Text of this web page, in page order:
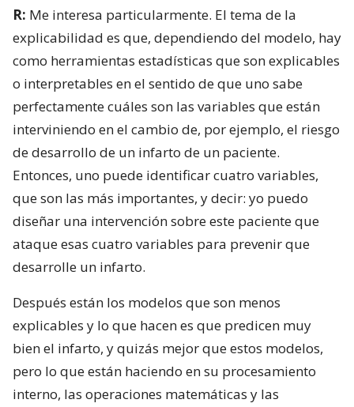
R: Me interesa particularmente. El tema de la
explicabilidad es que, dependiendo del modelo, hay
como herramientas estadísticas que son explicables
o interpretables en el sentido de que uno sabe
perfectamente cuáles son las variables que están
interviniendo en el cambio de, por ejemplo, el riesgo
de desarrollo de un infarto de un paciente.
Entonces, uno puede identificar cuatro variables,
que son las más importantes, y decir: yo puedo
diseñar una intervención sobre este paciente que
ataque esas cuatro variables para prevenir que
desarrolle un infarto.
Después están los modelos que son menos
explicables y lo que hacen es que predicen muy
bien el infarto, y quizás mejor que estos modelos,
pero lo que están haciendo en su procesamiento
interno, las operaciones matemáticas y las